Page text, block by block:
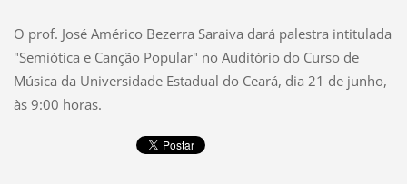
O prof. José Américo Bezerra Saraiva dará palestra intitulada
"Semiótica e Canção Popular" no Auditório do Curso de
Música da Universidade Estadual do Ceará, dia 21 de junho,
às 9:00 horas.